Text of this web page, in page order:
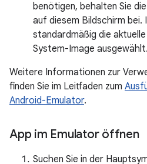
benötigen, behalten Sie
auf diesem Bildschirm bei.
standardmäßig die
System-Image
Weitere Informationen zur
finden Sie im Leitfaden zum
Android-Emulator.
App im Emulator öffnen
Suchen Sie in der